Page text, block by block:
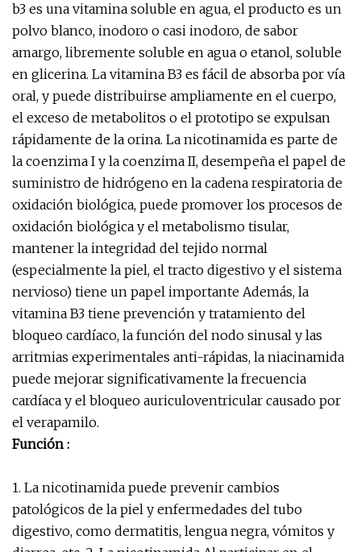
b3 es una vitamina soluble en agua, el producto es un
polvo blanco, inodoro o casi inodoro, de sabor
amargo, libremente soluble en agua o etanol, soluble
en glicerina. La vitamina B3 es fácil de absorba por vía
oral, y puede distribuirse ampliamente en el cuerpo,
el exceso de metabolitos o el prototipo se expulsan
rápidamente de la orina. La nicotinamida es parte de
la coenzima I y la coenzima II, desempeña el papel de
suministro de hidrógeno en la cadena respiratoria de
oxidación biológica, puede promover los procesos de
oxidación biológica y el metabolismo tisular,
mantener la integridad del tejido normal
(especialmente la piel, el tracto digestivo y el sistema
nervioso) tiene un papel importante Además, la
vitamina B3 tiene prevención y tratamiento del
bloqueo cardíaco, la función del nodo sinusal y las
arritmias experimentales anti-rápidas, la niacinamida
puede mejorar significativamente la frecuencia
cardíaca y el bloqueo auriculoventricular causado por
el verapamilo.
Función :
1. La nicotinamida puede prevenir cambios
patológicos de la piel y enfermedades del tubo
digestivo, como dermatitis, lengua negra, vómitos y